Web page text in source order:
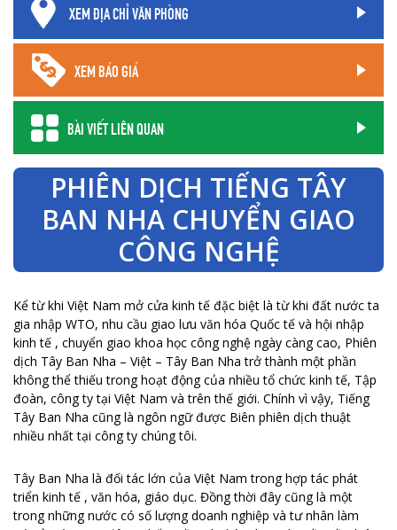
XEM ĐỊA CHỈ VĂN PHÒNG
XEM BÁO GIÁ
BÀI VIẾT LIÊN QUAN
PHIÊN DỊCH TIẾNG TÂY
BAN NHA CHUYỂN GIAO
CÔNG NGHỆ
Kể từ khi Việt Nam mở cửa kinh tế đặc biệt là từ khi đất nước ta
gia nhập WTO, nhu cầu giao lưu văn hóa Quốc tế và hội nhập
kinh tế , chuyển giao khoa học công nghệ ngày càng cao, Phiên
dịch Tây Ban Nha – Việt – Tây Ban Nha trở thành một phần
không thể thiếu trong hoạt động của nhiều tổ chức kinh tế, Tập
đoàn, công ty tại Việt Nam và trên thế giới. Chính vì vậy, Tiếng
Tây Ban Nha cũng là ngôn ngữ được Biên phiên dịch thuật
nhiều nhất tại công ty chúng tôi.
Tây Ban Nha là đối tác lớn của Việt Nam trong hợp tác phát
triển kinh tế , văn hóa, giáo dục. Đồng thời đây cũng là một
trong những nước có số lượng doanh nghiệp và tư nhân làm